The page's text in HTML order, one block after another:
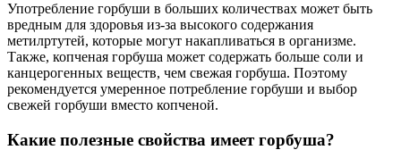
Употребление горбуши в больших количествах может быть
вредным для здоровья из-за высокого содержания
метилртутей, которые могут накапливаться в организме.
Также, копченая горбуша может содержать больше соли и
канцерогенных веществ, чем свежая горбуша. Поэтому
рекомендуется умеренное потребление горбуши и выбор
свежей горбуши вместо копченой.
Какие полезные свойства имеет горбуша?